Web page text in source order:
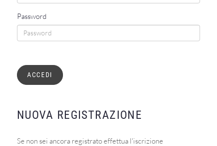
Password
ACCEDI
NUOVA REGISTRAZIONE
Se non sei ancora registrato effettua l'iscrizione